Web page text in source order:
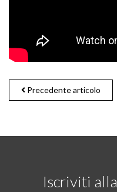
Precedente articolo
Iscriviti alla